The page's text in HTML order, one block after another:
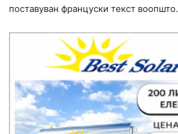
поставуван француски текст воопшто.